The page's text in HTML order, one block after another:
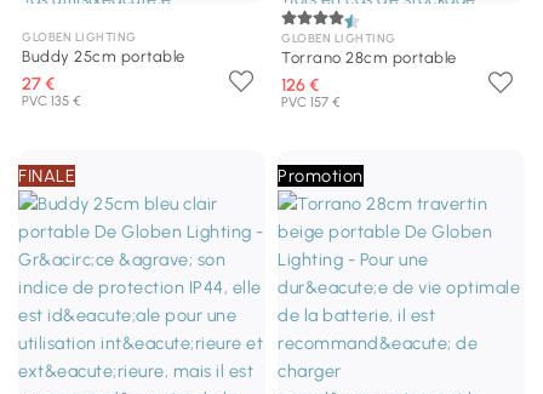
GLOBEN LIGHTING
Buddy 25cm portable
27 €
PVC 135 €
GLOBEN LIGHTING
Torrano 28cm portable
126 €
PVC 157 €
FINALE Promotion